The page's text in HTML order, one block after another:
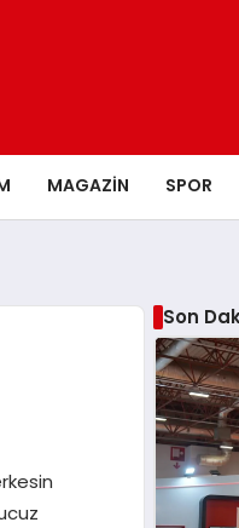
MAGAZIN SPOR
Son